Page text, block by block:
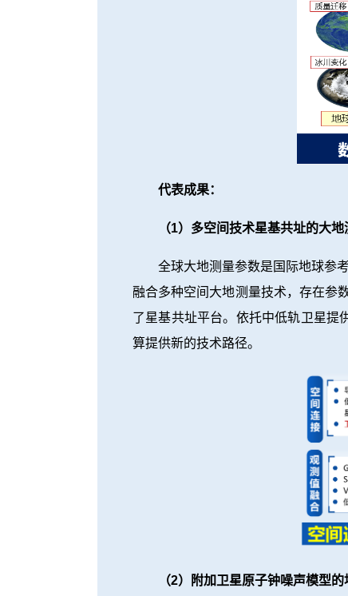
代表成果：
（1）多空间技术星基共址的大
全球大地测量参数是国际地球参
融合多种空间大地测量技术，存在参
了星基共址平台。依托中低轨卫星
算提供新的技术路径。
（2）附加卫星原子钟噪声模型